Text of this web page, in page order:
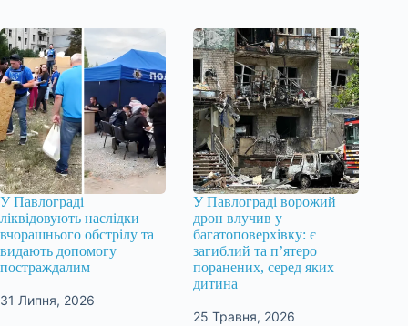
У Павлограді
ліквідовують наслідки
вчорашнього обстрілу та
видають допомогу
постраждалим
31 Липня, 2026
У Павлограді ворожий
дрон влучив у
багатоповерхівку: є
загиблий та п’ятеро
поранених, серед яких
дитина
25 Травня, 2026